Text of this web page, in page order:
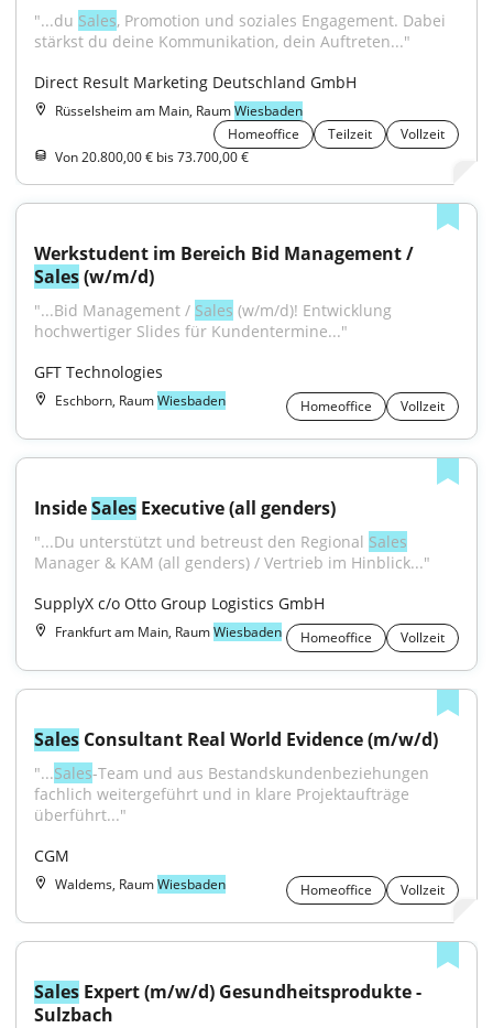
"...du Sales, Promotion und soziales Engagement. Dabei
stärkst du deine Kommunikation, dein Auftreten..."
Direct Result Marketing Deutschland GmbH
Rüsselsheim am Main, RaumWiesbaden
Homeoffice
Teilzeit
Vollzeit
Von 20.800,00 € bis 73.700,00 €
Sales (w/m/d)
"...Bid Management / Sales (w/m/d)! Entwicklung
hochwertiger Slides für Kundentermine..."
GFT Technologies
Eschborn, RaumWiesbaden Homeoffice Vollzeit
Inside Sales Executive (all genders)
"...Du unterstützt und betreust den Regional Sales
Manager & KAM (all genders) / Vertrieb im Hinblick..."
SupplyX c/o Otto Group Logistics GmbH
Frankfurt am Main, RaumWiesbaden Homeoffice Vollzeit
Sales Consultant Real World Evidence (m/w/d)
"...Sales-Team und aus Bestandskundenbeziehungen
fachlich weitergeführt und in klare Projektaufträge
überführt..."
CGM
Waldems, RaumWiesbaden Homeoffice Vollzeit
Sales Expert (m/w/d) Gesundheitsprodukte -
Sulzbach